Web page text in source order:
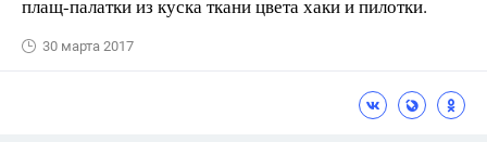
плащ-палатки из куска ткани цвета хаки и пилотки.
30 марта 2017